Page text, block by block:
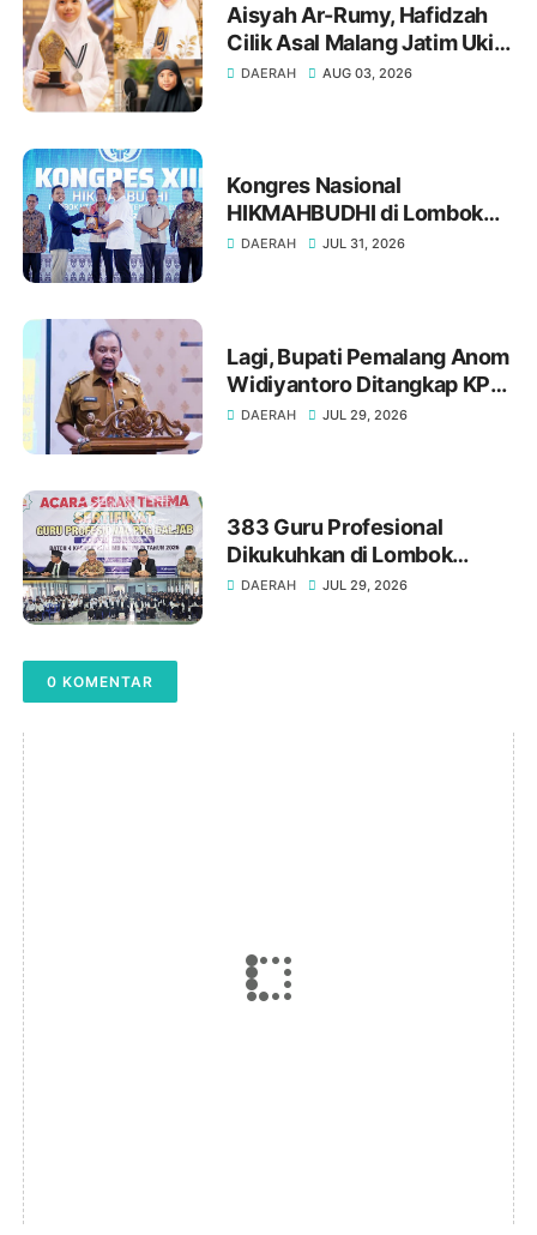
Aisyah Ar-Rumy, Hafidzah
Cilik Asal Malang Jatim Ukir
Prestasi di Dubai
DAERAH AUG 03, 2026
Kongres Nasional
HIKMAHBUDHI di Lombok
Utara, Bukti NTB Menjunjung
DAERAH JUL 31, 2026
Lagi, Bupati Pemalang Anom
Widiyantoro Ditangkap KPK
Tengah Malam
DAERAH JUL 29, 2026
383 Guru Profesional
Dikukuhkan di Lombok
Timur : Gelar "Gr." Adalah
DAERAH JUL 29, 2026
0 KOMENTAR